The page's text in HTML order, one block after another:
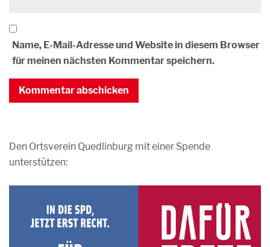
Name, E-Mail-Adresse und Website in diesem Browser
für meinen nächsten Kommentar speichern.
Den Ortsverein Quedlinburg mit einer Spende
unterstützen: